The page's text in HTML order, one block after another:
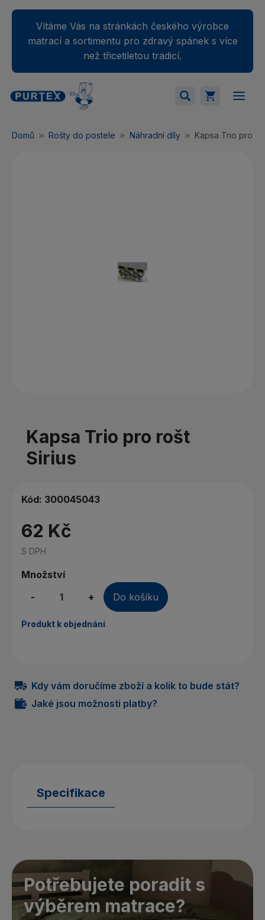
Vítáme Vás na stránkách českého výrobce
matrací a sortimentu pro zdravý spánek s více
než třicetiletou tradicí.
Váš nákupný košík je momentálne prázdny.
Domů Rošty do postele Náhradní díly Kapsa Trio pro
Kapsa Trio pro rošt
Sirius
Kód: 300045043
62 Kč
S DPH
Množství
-
+ Do košíku
Produkt k objednání
Kdy vám doručíme zboží a kolik to bude stát?
Jaké jsou možnosti platby?
Specifikace
Potřebujete poradit s
výběrem matrace?